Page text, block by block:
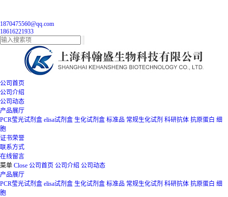
1870475560@qq.com
18616221933
公司首页
公司介绍
公司动态
产品展厅
PCR莹光试剂盒 elisa试剂盒 生化试剂盒 标准品 常规生化试剂 科研抗体 抗原蛋白 细
胞
证书荣誉
联系方式
在线留言
菜单 Close 公司首页 公司介绍 公司动态
产品展厅
PCR莹光试剂盒 elisa试剂盒 生化试剂盒 标准品 常规生化试剂 科研抗体 抗原蛋白 细
胞